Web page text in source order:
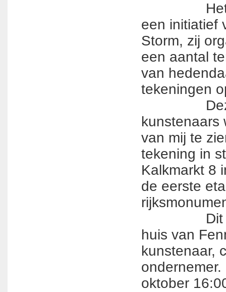
Het
een initiatief
Storm, zij
een aantal
van
tekeningen
Deze
kunstenaars​
van mij te
tekening in
Kalkmarkt 8
de eerste
Dit is
huis van
kunstenaar,
oktober